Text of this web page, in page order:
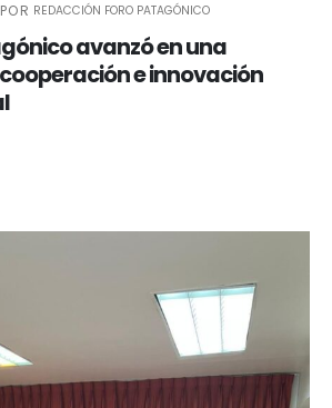
REDACCIÓN FORO PATAGÓNICO
avanzó en una
e innovación